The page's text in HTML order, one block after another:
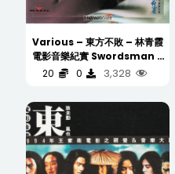
Various – 東方不敗 – 林青霞
電影音樂紀實 Swordsman II
Original Soundtrack
20 0 3,328